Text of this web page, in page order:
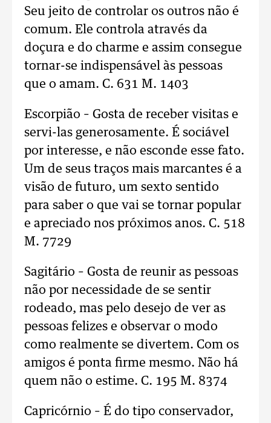
Seu jeito de controlar os outros não é
comum. Ele controla através da
doçura e do charme e assim consegue
tornar-se indispensável às pessoas
que o amam. C. 631 M. 1403
Escorpião – Gosta de receber visitas e
servi-las generosamente. É sociável
por interesse, e não esconde esse fato.
Um de seus traços mais marcantes é a
visão de futuro, um sexto sentido
para saber o que vai se tornar popular
e apreciado nos próximos anos. C. 518
M. 7729
Sagitário – Gosta de reunir as pessoas
não por necessidade de se sentir
rodeado, mas pelo desejo de ver as
pessoas felizes e observar o modo
como realmente se divertem. Com os
amigos é ponta firme mesmo. Não há
quem não o estime. C. 195 M. 8374
Capricórnio – É do tipo conservador,